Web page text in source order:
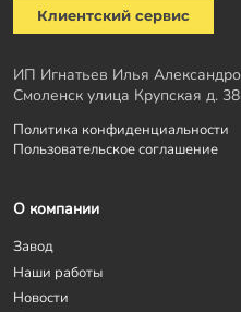
Клиентский сервис
ИП Игнатьев Илья
Смоленск улица Крупская д.
Политика конфиденциальности
Пользовательское соглашение
О компании
Завод
Наши работы
Новости